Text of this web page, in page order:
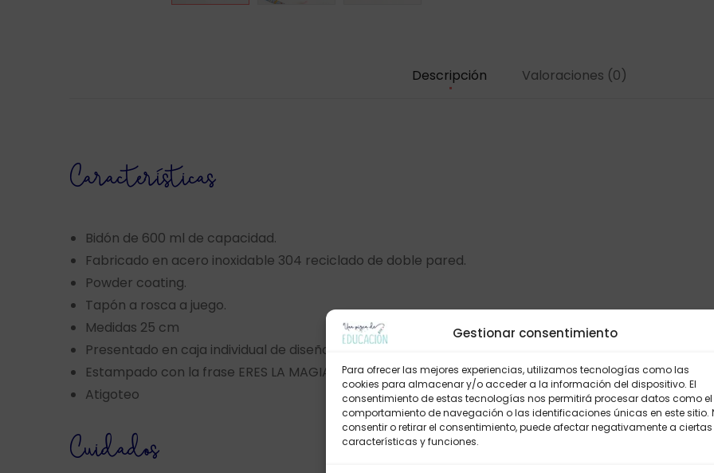
Gestionar consentimiento
Para ofrecer las mejores experiencias, utilizamos tecnologías como las
cookies para almacenar y/o acceder a la información del dispositivo. El
consentimiento de estas tecnologías nos permitirá procesar datos como el
comportamiento de navegación o las identificaciones únicas en este sitio.
consentir o retirar el consentimiento, puede afectar negativamente a ciertas
características y funciones.
Descripción Valoraciones (0)
Características
Bidón de 600 ml de capacidad.
Fabricado en acero inoxidable 304 reciclado de doble pared.
Powder coating.
Tapón a rosca a juego.
Medidas 25 cm
Presentado en caja individual de diseño kraft.
Estampado con la frase ERES LA MAGIA DEL AULA
Atigoteo
Cuidados